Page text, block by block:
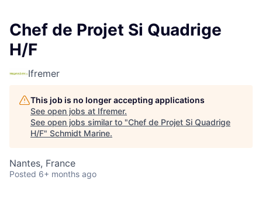
Chef de Projet Si Quadrige
H/F
Ifremer
This job is no longer accepting applications
See open jobs at Ifremer.
See open jobs similar to "Chef de Projet Si Quadrige
H/F" Schmidt Marine.
Nantes, France
Posted 6+ months ago